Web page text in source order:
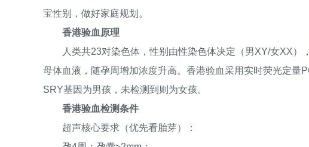
宝性别，做好家庭规划。
香港验血原理
人类共23对染色体，性别由性染色体决定（男XY/女XX）
母体血液，随孕周增加浓度升高。香港验血采用实时荧光定量
SRY基因为男孩，未检测到则为女孩。
香港验血检测条件
超声核心要求（优先看胎芽）：